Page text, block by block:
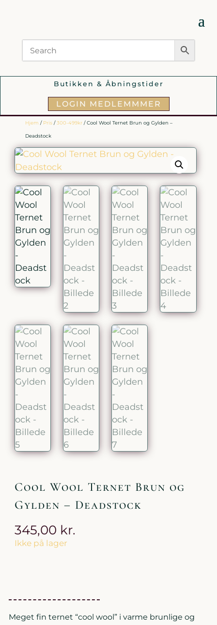
Butikken & Åbningstider
LOGIN MEDLEMMMER
Hjem / Pris/300-499kr/ Cool Wool Ternet Brun og Gylden –
Deadstock
Cool Wool Ternet Brun og
Gylden – Deadstock
345,00 kr.
Ikke på lager
Meget fin ternet “cool wool” i varme brunlige og